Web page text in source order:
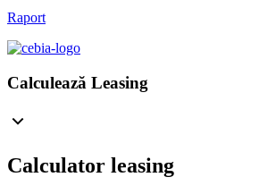
Raport
Calculează Leasing
Calculator leasing